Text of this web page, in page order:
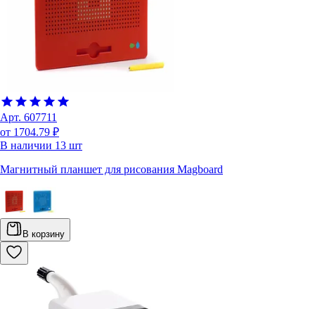
Арт. 607711
от 1704.79 ₽
В наличии 13 шт
Магнитный планшет для рисования Magboard
В корзину